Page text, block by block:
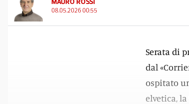
MAURO ROSSI
08.05.2026 00:55
Serata di
dal
ospitato
elvetica,